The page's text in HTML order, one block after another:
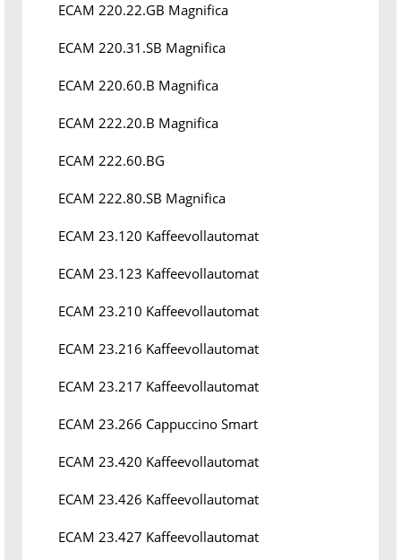
ECAM 220.22.GB Magnifica
ECAM 220.31.SB Magnifica
ECAM 220.60.B Magnifica
ECAM 222.20.B Magnifica
ECAM 222.60.BG
ECAM 222.80.SB Magnifica
ECAM 23.120 Kaffeevollautomat
ECAM 23.123 Kaffeevollautomat
ECAM 23.210 Kaffeevollautomat
ECAM 23.216 Kaffeevollautomat
ECAM 23.217 Kaffeevollautomat
ECAM 23.266 Cappuccino Smart
ECAM 23.420 Kaffeevollautomat
ECAM 23.426 Kaffeevollautomat
ECAM 23.427 Kaffeevollautomat